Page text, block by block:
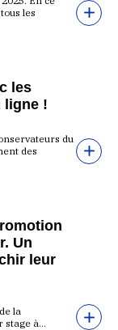
les
les
ligne !
du
des
Un
leur
la
stage à…